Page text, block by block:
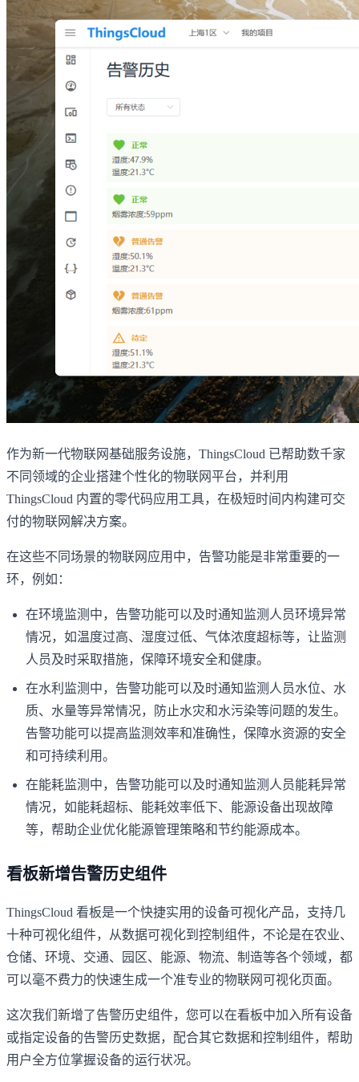
作为新一代物联网基础服务设施，ThingsCloud 已帮助数千家
不同领域的企业搭建个性化的物联网平台，并利用
ThingsCloud 内置的零代码应用工具，在极短时间内构建可交
付的物联网解决方案。
在这些不同场景的物联网应用中，告警功能是非常重要的一
环，例如：
在环境监测中，告警功能可以及时通知监测人员环境异常
情况，如温度过高、湿度过低、气体浓度超标等，让监测
人员及时采取措施，保障环境安全和健康。
在水利监测中，告警功能可以及时通知监测人员水位、水
质、水量等异常情况，防止水灾和水污染等问题的发生。
告警功能可以提高监测效率和准确性，保障水资源的安全
和可持续利用。
在能耗监测中，告警功能可以及时通知监测人员能耗异常
情况，如能耗超标、能耗效率低下、能源设备出现故障
等，帮助企业优化能源管理策略和节约能源成本。
看板新增告警历史组件
ThingsCloud 看板是一个快捷实用的设备可视化产品，支持几
十种可视化组件，从数据可视化到控制组件，不论是在农业、
仓储、环境、交通、园区、能源、物流、制造等各个领域，都
可以毫不费力的快速生成一个准专业的物联网可视化页面。
这次我们新增了告警历史组件，您可以在看板中加入所有设备
或指定设备的告警历史数据，配合其它数据和控制组件，帮助
用户全方位掌握设备的运行状况。